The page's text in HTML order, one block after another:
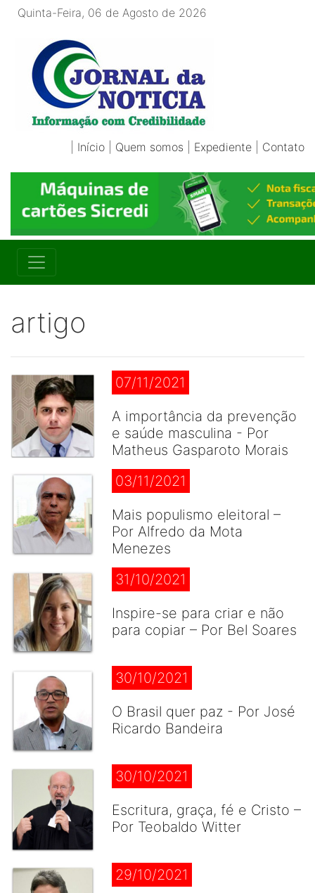
Quinta-Feira, 06 de Agosto de 2026
Início Quem somos Expediente Contato
artigo
07/11/2021
A importância da prevenção
e saúde masculina - Por
Matheus Gasparoto Morais
03/11/2021
Mais populismo eleitoral –
Por Alfredo da Mota
Menezes
31/10/2021
Inspire-se para criar e não
para copiar – Por Bel Soares
30/10/2021
O Brasil quer paz - Por José
Ricardo Bandeira
30/10/2021
Escritura, graça, fé e Cristo –
Por Teobaldo Witter
29/10/2021